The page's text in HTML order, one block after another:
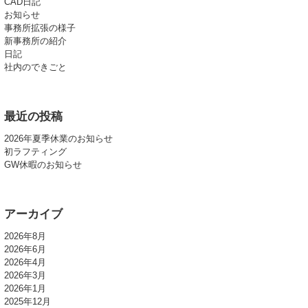
お知らせ
事務所拡張の様子
新事務所の紹介
日記
社内のできごと
最近の投稿
2026年夏季休業のお知らせ
初ラフティング
GW休暇のお知らせ
アーカイブ
2026年8月
2026年6月
2026年4月
2026年3月
2026年1月
2025年12月